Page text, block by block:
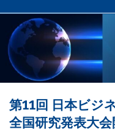
第11回 日本ビジ
全国研究発表大